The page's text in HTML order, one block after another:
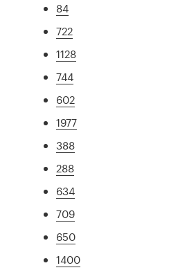
84
722
1128
744
602
1977
388
288
634
709
650
1400